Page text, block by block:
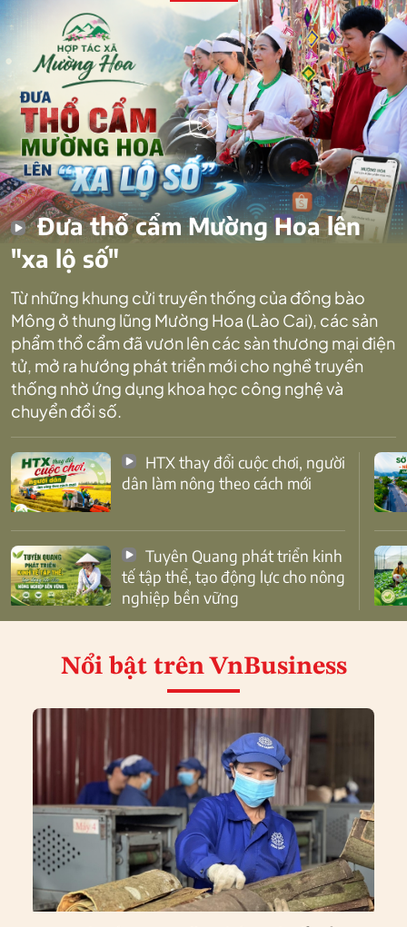
Đưa thổ cẩm Mường Hoa lên
"xa lộ số"
Từ những khung cửi truyền thống của đồng bào
Mông ở thung lũng Mường Hoa (Lào Cai), các sản
phẩm thổ cẩm đã vươn lên các sàn thương mại điện
tử, mở ra hướng phát triển mới cho nghề truyền
thống nhờ ứng dụng khoa học công nghệ và
chuyển đổi số.
dân làm nông theo cách mới
tế tập thể, tạo động lực cho nông
nghiệp bền vững
Nổi bật trên VnBusiness